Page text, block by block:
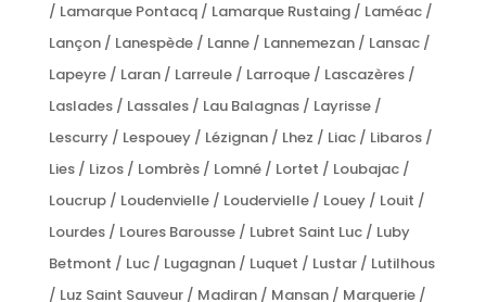
/ Lamarque Pontacq / Lamarque Rustaing / Laméac /
Lançon / Lanespède / Lanne / Lannemezan / Lansac /
Lapeyre / Laran / Larreule / Larroque / Lascazères /
Laslades / Lassales / Lau Balagnas / Layrisse /
Lescurry / Lespouey / Lézignan / Lhez / Liac / Libaros /
Lies / Lizos / Lombrès / Lomné / Lortet / Loubajac /
Loucrup / Loudenvielle / Loudervielle / Louey / Louit /
Lourdes / Loures Barousse / Lubret Saint Luc / Luby
Betmont / Luc / Lugagnan / Luquet / Lustar / Lutilhous
/ Luz Saint Sauveur / Madiran / Mansan / Marquerie /